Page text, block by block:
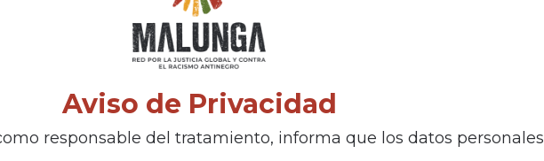
Aviso de Privacidad
responsable del tratamiento, informa que los datos personales